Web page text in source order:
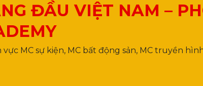
ĐẦU VIỆT NAM –
MC sự kiện, MC bất động sản, MC truyền